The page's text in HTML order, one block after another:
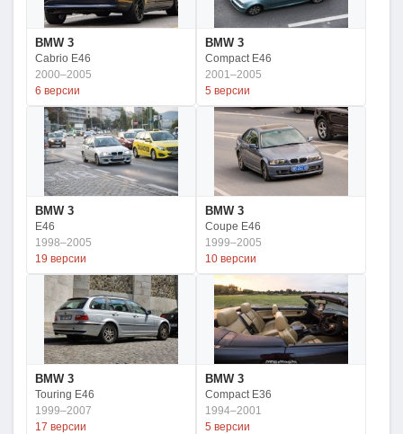
BMW 3
Cabrio E46
2000–2005
6 версии
BMW 3
Compact E46
2001–2005
5 версии
BMW 3
E46
1998–2005
19 версии
BMW 3
Coupe E46
1999–2005
10 версии
BMW 3
Touring E46
1999–2007
17 версии
BMW 3
Compact E36
1994–2001
5 версии